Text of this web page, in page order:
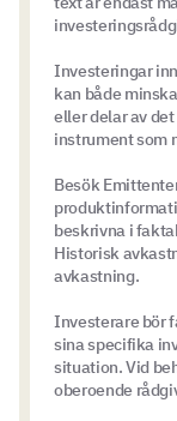
Investeringar
kan både
eller delar av
instrument som
Besök
beskrivna i
Historisk
avkastning.
Investerare bör
sina specifika
situation. Vid
oberoende